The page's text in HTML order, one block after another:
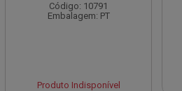
Código: 10791
Embalagem: PT
Produto Indisponível